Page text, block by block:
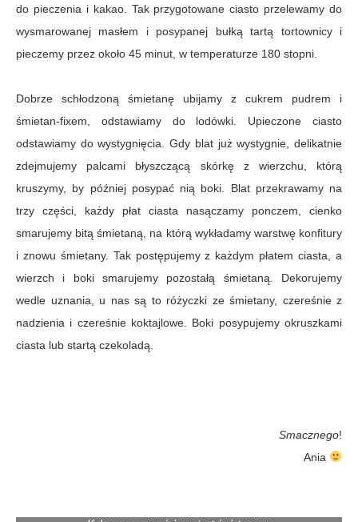
do pieczenia i kakao. Tak przygotowane ciasto przelewamy do
wysmarowanej masłem i posypanej bułką tartą tortownicy i
pieczemy przez około 45 minut, w temperaturze 180 stopni.
Dobrze schłodzoną śmietanę ubijamy z cukrem pudrem i
śmietan-fixem, odstawiamy do lodówki. Upieczone ciasto
odstawiamy do wystygnięcia. Gdy blat już wystygnie, delikatnie
zdejmujemy palcami błyszczącą skórkę z wierzchu, którą
kruszymy, by później posypać nią boki. Blat przekrawamy na
trzy części, każdy płat ciasta nasączamy ponczem, cienko
smarujemy bitą śmietaną, na którą wykładamy warstwę konfitury
i znowu śmietany. Tak postępujemy z każdym płatem ciasta, a
wierzch i boki smarujemy pozostałą śmietaną. Dekorujemy
wedle uznania, u nas są to różyczki ze śmietany, czereśnie z
nadzienia i czereśnie koktajlowe. Boki posypujemy okruszkami
ciasta lub startą czekoladą.
Smacznego!
Ania